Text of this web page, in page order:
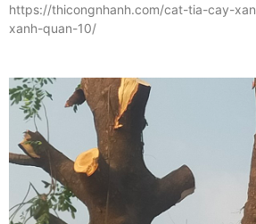
https://thicongnhanh.com/cat-tia-cay-
xanh-quan-10/